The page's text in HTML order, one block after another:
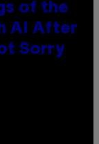
of the
AI After
Sorry